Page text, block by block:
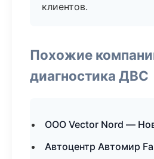
клиентов.
Похожие
диагностика ДВС
ООО Vector Nord —
Автоцентр Автомир